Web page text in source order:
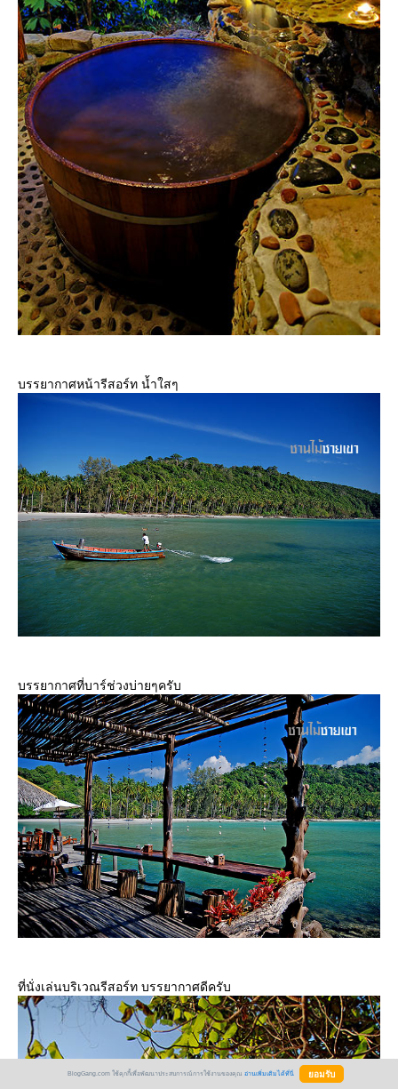
บรรยากาศหน้ารีสอร์ท น้ำใสๆ
บรรยากาศที่บาร์ช่วงบ่ายๆครับ
ที่นั่งเล่นบริเวณรีสอร์ท บรรยากาศดีครับ
BlogGang.com ใช้คุกกี้เพื่อพัฒนาประสบการณ์การใช้งานของคุณ อ่านเพิ่มเติมได้ที่นี่